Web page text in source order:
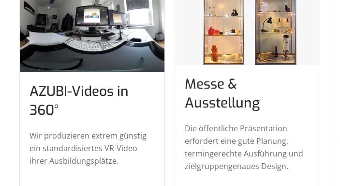
AZUBI-Videos in
360°
Wir produzieren extrem günstig
ein standardisiertes VR-Video
ihrer Ausbildungsplätze.
Messe &
Ausstellung
Die öffentliche Präsentation
erfordert eine gute Planung,
termingerechte Ausführung und
zielgruppengenaues Design.